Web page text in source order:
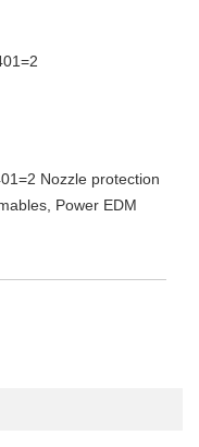
Nozzle protection
Power EDM